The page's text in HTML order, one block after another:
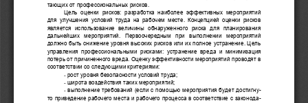
тающих от профессиональных рисков.
Цель оценки рисков: разработка наиболее эффективных мероприятий
для улучшения условий труда на рабочем месте. Концепцией оценки рисков
является  использование  величины  обнаруженного  риска  для  планирования
дальнейших  мероприятий.  Первоочередным  при  выполнении  мероприятий
должно быть снижение уровня высоких рисков или их полное устранение. Цель
управления профессиональными рисками: устранение вреда и минимизация
потерь от причиненного вреда. Оценку эффективности мероприятий проводят в
соответствии со следующими критериями:
рост уровня безопасности условий труда;
широта воздействия таких мероприятий;
- выполнение требований (если с помощью мероприятия будет достигну-
то приведение рабочего места и рабочего процесса в соответствие с законода-